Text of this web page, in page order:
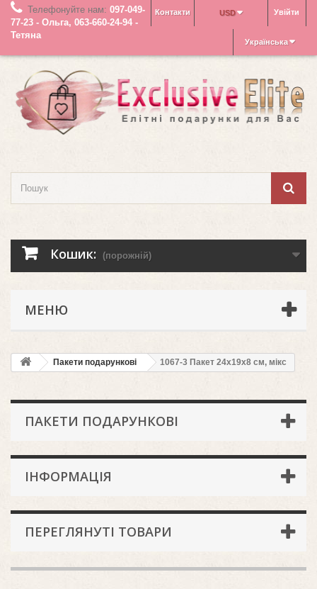
Увійти
USD
Контакти
Телефонуйте нам: 097-049-
77-23 - Ольга, 063-660-24-94 -
Тетяна
Українська
Кошик: (порожній)
МЕНЮ
Пакети подарункові 1067-3 Пакет 24х19х8 см, мікс
ПАКЕТИ ПОДАРУНКОВІ
ІНФОРМАЦІЯ
ПЕРЕГЛЯНУТІ ТОВАРИ